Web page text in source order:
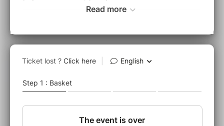
de l’Apocalypse
savoirs et le soutien de l’Université Grenoble Alpes et du
programme lié à l’Hexagone, scène nationale OPSIS de la SFR
Durée de la performance : 35 minutes.
Read more